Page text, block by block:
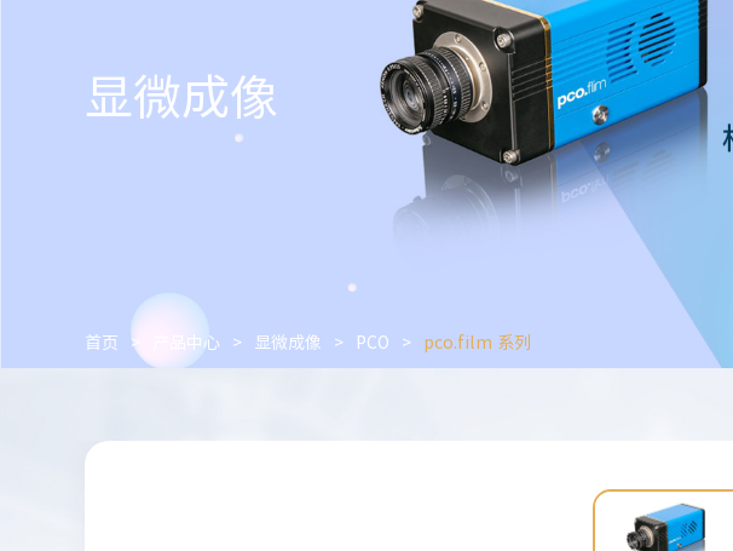
显微成像
首页 > 产品中心 > 显微成像 > PCO > pco.film 系列